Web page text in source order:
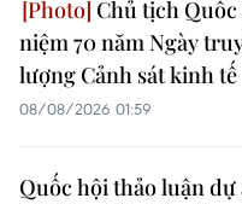
Chủ tịch
niệm 70 năm Ngày
lượng Cảnh sát kinh tế
08/08/2026 01:59
Quốc hội thảo luận dự